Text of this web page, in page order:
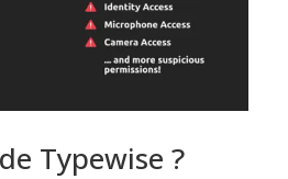
Typewise ?